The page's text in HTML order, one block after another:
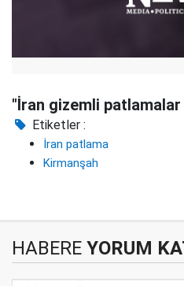
"İran gizemli
Etiketler :
İran patlama
Kirmanşah
HABERE YORUM